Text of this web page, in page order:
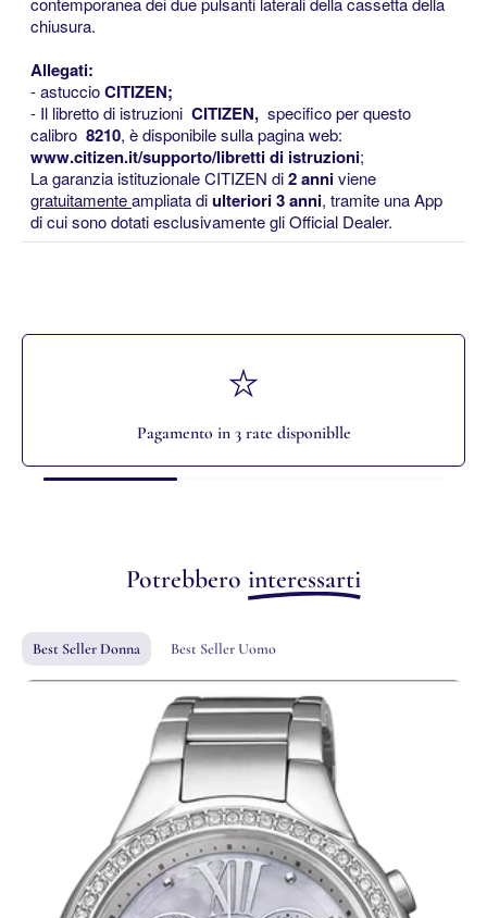
chiusura.
Allegati:
- astuccioCITIZEN;
- Il libretto di istruzioni CITIZEN, specifico per questo
calibro 8210, è disponibile sulla pagina web:
www.citizen.it/supporto/libretti di istruzioni;
La garanzia istituzionale CITIZEN di2 anniviene
gratuitamenteampliata diulteriori 3 anni, tramite una App
di cui sono dotati esclusivamente gli Official Dealer.
Pagamento in 3 rate disponiblle
Potrebbero interessarti
Best Seller Donna Best Seller Uomo